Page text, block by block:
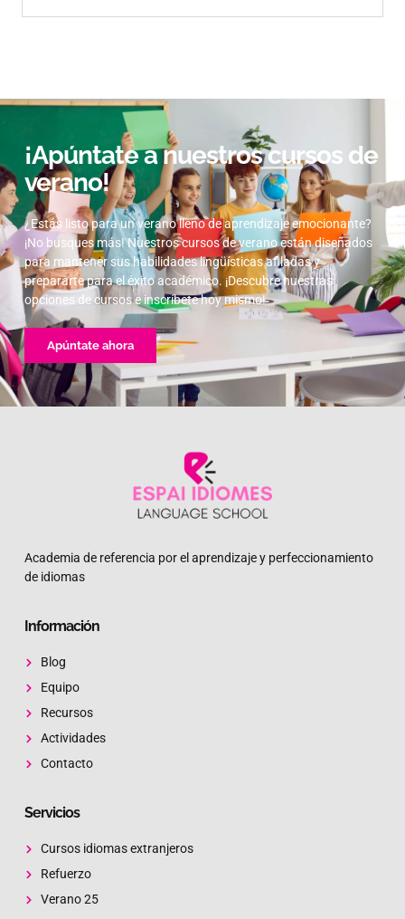
¡Apúntate a nuestros cursos de
verano!
¿Estás listo para un verano lleno de aprendizaje emocionante?
¡No busques más! Nuestros cursos de verano están diseñados
para mantener sus habilidades lingüísticas afiladas y
prepararte para el éxito académico. ¡Descubre nuestras
opciones de cursos e inscríbete hoy mismo!
Apúntate ahora
Academia de referencia por el aprendizaje y perfeccionamiento
de idiomas
Información
Blog
Equipo
Recursos
Actividades
Contacto
Servicios
Cursos idiomas extranjeros
Refuerzo
Verano 25